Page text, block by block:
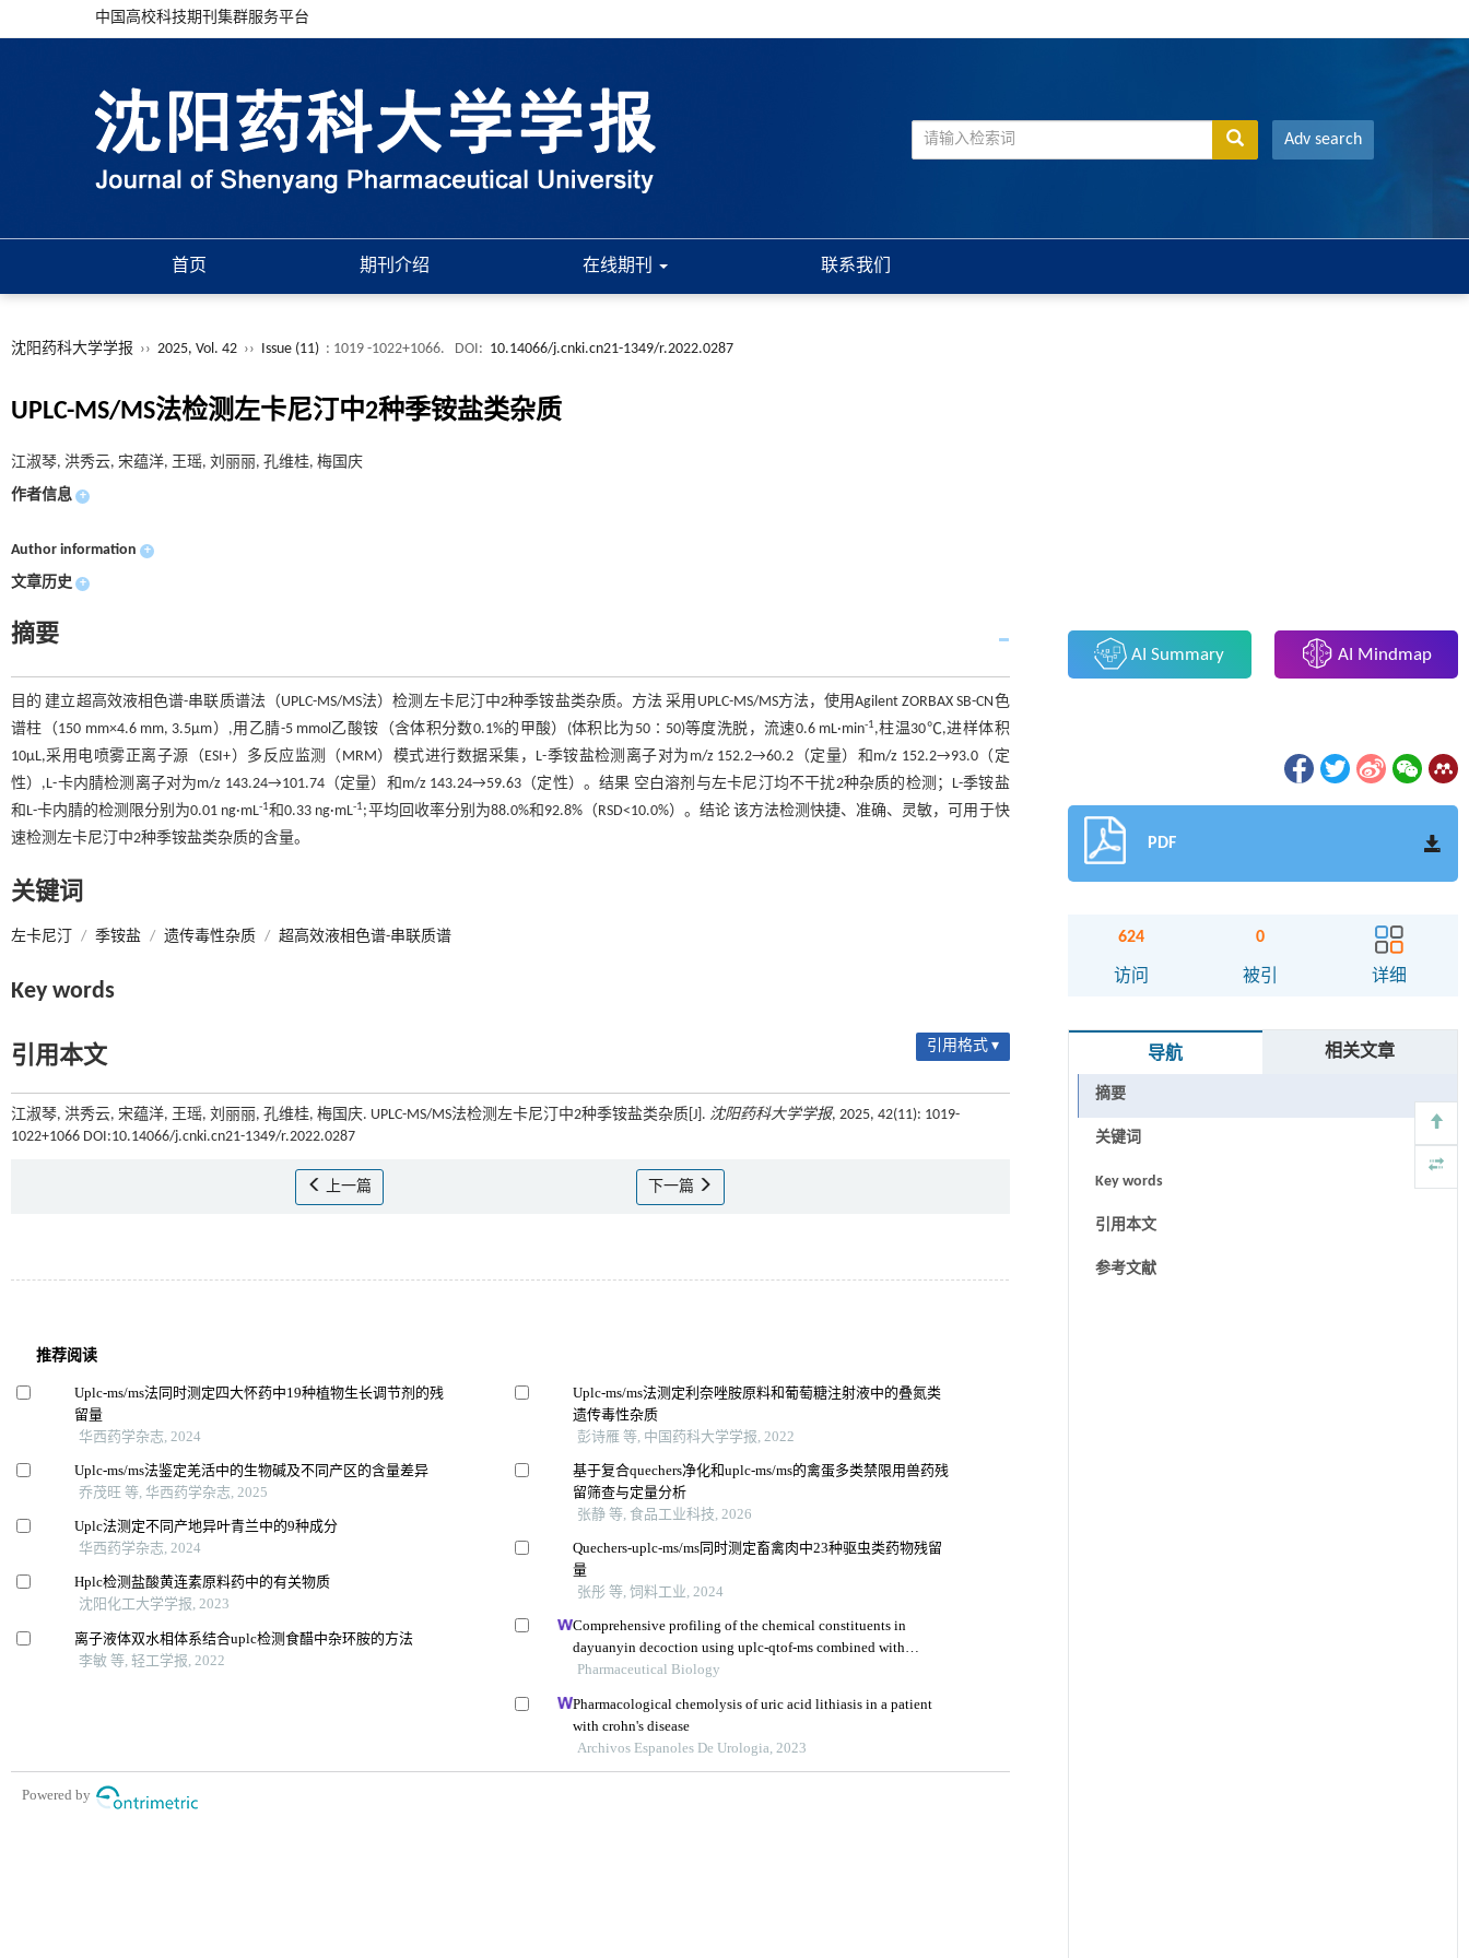
中国高校科技期刊集群服务平台
Adv search
首页 期刊介绍 在线期刊 联系我们
沈阳药科大学学报 ›› 2025, Vol. 42 ›› Issue (11) : 1019 -1022+1066. DOI: 10.14066/j.cnki.cn21-1349/r.2022.0287
UPLC-MS/MS法检测左卡尼汀中2种季铵盐类杂质
江淑琴, 洪秀云, 宋蕴洋, 王瑶, 刘丽丽, 孔维桂, 梅国庆
作者信息 +
Author information +
文章历史 +
摘要
目的 建立超高效液相色谱-串联质谱法（UPLC-MS/MS法）检测左卡尼汀中2种季铵盐类杂质。方法 采用UPLC-MS/MS方法，使用Agilent ZORBAX SB-CN色
谱柱（150 mm×4.6 mm, 3.5μm）,用乙腈-5 mmol乙酸铵（含体积分数0.1%的甲酸）(体积比为50∶50)等度洗脱，流速0.6 mL·min-1,柱温30℃,进样体积
10μL,采用电喷雾正离子源（ESI+）多反应监测（MRM）模式进行数据采集，L-季铵盐检测离子对为m/z 152.2→60.2（定量）和m/z 152.2→93.0（定
性）,L-卡内腈检测离子对为m/z 143.24→101.74（定量）和m/z 143.24→59.63（定性）。结果 空白溶剂与左卡尼汀均不干扰2种杂质的检测；L-季铵盐
和L-卡内腈的检测限分别为0.01 ng·mL-1和0.33 ng·mL-1;平均回收率分别为88.0%和92.8%（RSD<10.0%）。结论 该方法检测快捷、准确、灵敏，可用于快
速检测左卡尼汀中2种季铵盐类杂质的含量。
关键词
左卡尼汀 / 季铵盐 / 遗传毒性杂质 / 超高效液相色谱-串联质谱
Key words
引用本文 引用格式 ▾
江淑琴, 洪秀云, 宋蕴洋, 王瑶, 刘丽丽, 孔维桂, 梅国庆. UPLC-MS/MS法检测左卡尼汀中2种季铵盐类杂质[J]. 沈阳药科大学学报, 2025, 42(11): 1019-
1022+1066 DOI:10.14066/j.cnki.cn21-1349/r.2022.0287
上一篇 下一篇
AI Summary AI Mindmap
PDF
624
访问
0
被引 详细
导航 相关文章
摘要
关键词
Key words
引用本文
参考文献